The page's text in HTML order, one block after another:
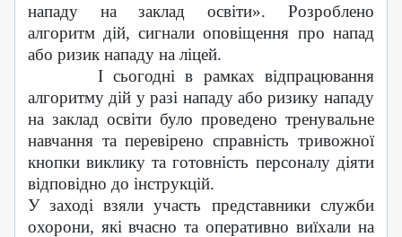
нападу на заклад освіти». Розроблено
алгоритм дій, сигнали оповіщення про напад
або ризик нападу на ліцей.
І сьогодні в рамках відпрацювання
алгоритму дій у разі нападу або ризику нападу
на заклад освіти було проведено тренувальне
навчання та перевірено справність тривожної
кнопки виклику та готовність персоналу діяти
відповідно до інструкцій.
У заході взяли участь представники служби
охорони, які вчасно та оперативно виїхали на